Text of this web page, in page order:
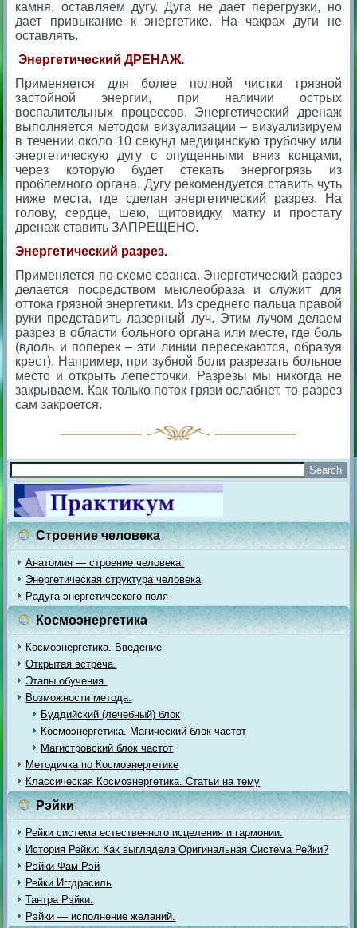
камня, оставляем дугу. Дуга не дает перегрузки, но
дает привыкание к энергетике. На чакрах дуги не
оставлять.
Энергетический ДРЕНАЖ.
Применяется для более полной чистки грязной
застойной энергии, при наличии острых
воспалительных процессов. Энергетический дренаж
выполняется методом визуализации – визуализируем
в течении около 10 секунд медицинскую трубочку или
энергетическую дугу с опущенными вниз концами,
через которую будет стекать энергогрязь из
проблемного органа. Дугу рекомендуется ставить чуть
ниже места, где сделан энергетический разрез. На
голову, сердце, шею, щитовидку, матку и простату
дренаж ставить ЗАПРЕЩЕНО.
Энергетический разрез.
Применяется по схеме сеанса. Энергетический разрез
делается посредством мыслеобраза и служит для
оттока грязной энергетики. Из среднего пальца правой
руки представить лазерный луч. Этим лучом делаем
разрез в области больного органа или месте, где боль
(вдоль и поперек – эти линии пересекаются, образуя
крест). Например, при зубной боли разрезать больное
место и открыть лепесточки. Разрезы мы никогда не
закрываем. Как только поток грязи ослабнет, то разрез
сам закроется.
Строение человека
Анатомия — строение человека.
Энергетическая структура человека
Радуга энергетического поля
Космоэнергетика
Космоэнергетика. Введение.
Открытая встреча.
Этапы обучения.
Возможности метода.
Буддийский (лечебный) блок
Космоэнергетика. Магический блок частот
Магистровский блок частот
Методичка по Космоэнергетике
Классическая Космоэнергетика. Статьи на тему
Рэйки
Рейки система естественного исцеления и гармонии.
История Рейки: Как выглядела Оригинальная Система Рейки?
Рэйки Фам Рэй
Рейки Иггдрасиль
Тантра Рэйки.
Рэйки — исполнение желаний.